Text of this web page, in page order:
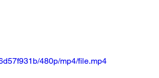
480p/mp4/file.mp4